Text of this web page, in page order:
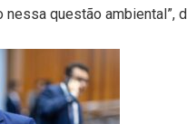
questão ambiental”,